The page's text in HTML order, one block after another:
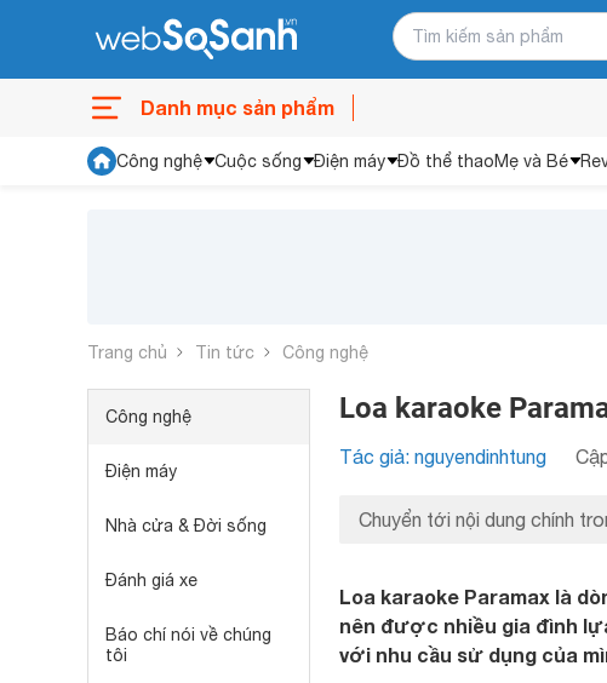
Danh mục sản phẩm
Công nghệ Cuộc sống Điện máy Đồ thể thaoMẹ và Bé
Trang chủ Tin tức Công nghệ
Công nghệ
Điện máy
Nhà cửa & Đời sống
Đánh giá xe
Báo chí nói về chúng
tôi
Loa karaoke
Tác giả: nguyendinhtung
Chuyển tới nội dung chính
Loa karaoke Paramax là
nên được nhiều gia đình
với nhu cầu sử dụng của